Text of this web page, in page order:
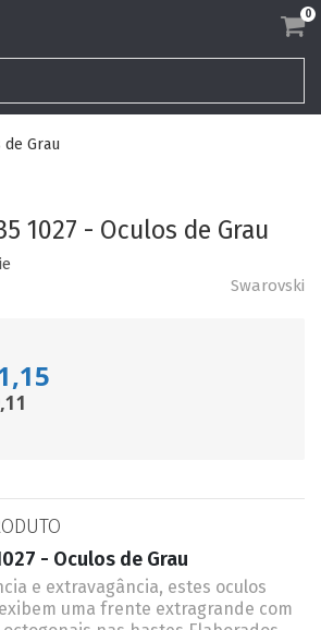
0
Grau
1027 - Oculos de Grau
Swarovski
- Oculos de Grau
e extravagância, estes oculos
uma frente extragrande com